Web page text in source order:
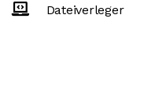
Dateiverleger